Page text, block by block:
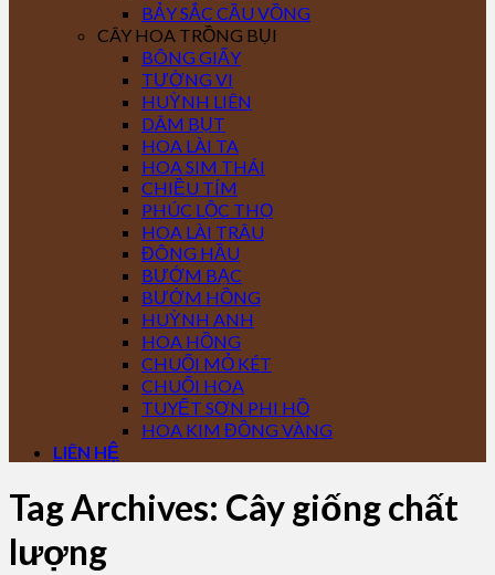
BẢY SẮC CẦU VỒNG
CÂY HOA TRỒNG BỤI
BÔNG GIẤY
TƯỜNG VI
HUỲNH LIÊN
DÂM BỤT
HOA LÀI TA
HOA SIM THÁI
CHIỀU TÍM
PHÚC LỘC THỌ
HOA LÀI TRÂU
ĐÔNG HẦU
BƯỚM BẠC
BƯỚM HỒNG
HUỲNH ANH
HOA HỒNG
CHUỐI MỎ KÉT
CHUỐI HOA
TUYẾT SƠN PHI HỒ
HOA KIM ĐỒNG VÀNG
LIÊN HỆ
Tag Archives: Cây giống chất
lượng